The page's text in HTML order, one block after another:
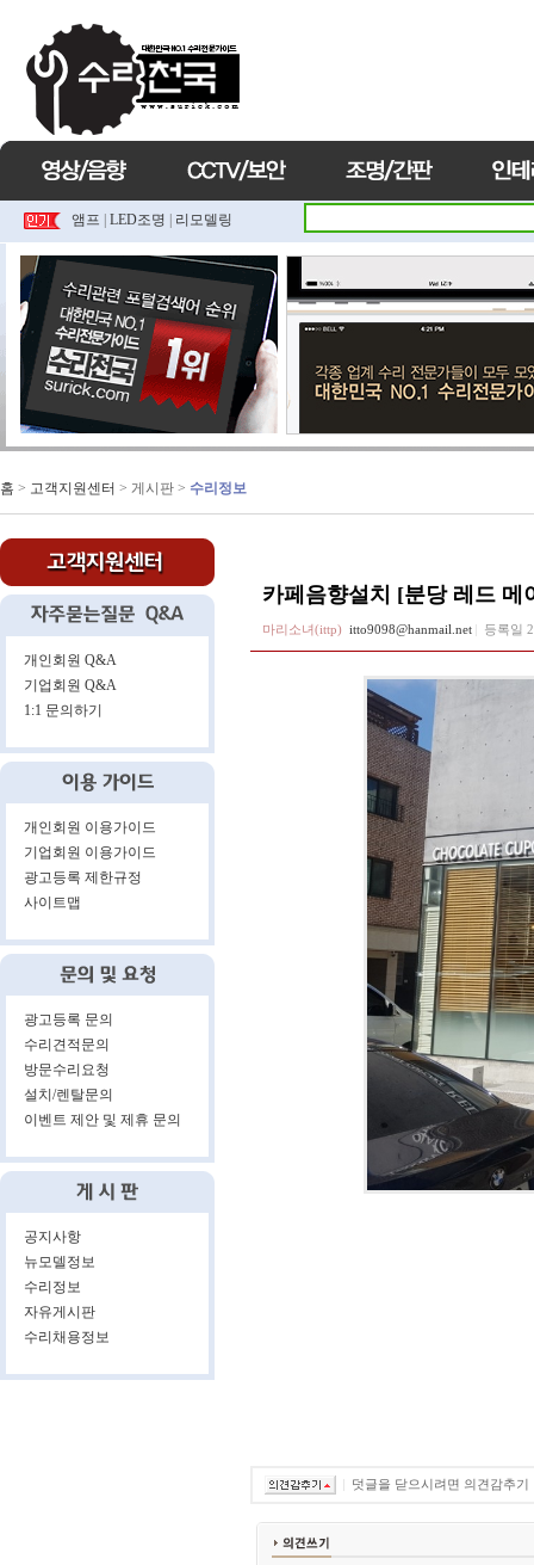
앰프 LED조명 리모델링
홈 > 고객지원센터 > 게시판 > 수리정보
개인회원 Q&A
기업회원 Q&A
1:1 문의하기
개인회원 이용가이드
기업회원 이용가이드
광고등록 제한규정
사이트맵
광고등록 문의
수리견적문의
방문수리요청
설치/렌탈문의
이벤트 제안 및 제휴 문의
공지사항
뉴모델정보
수리정보
자유게시판
수리채용정보
카페음향설치 [분당 레드 메
마리소녀(ittp) itto9098@hanmail.net 등록일
덧글을 닫으시려면 의견감추기